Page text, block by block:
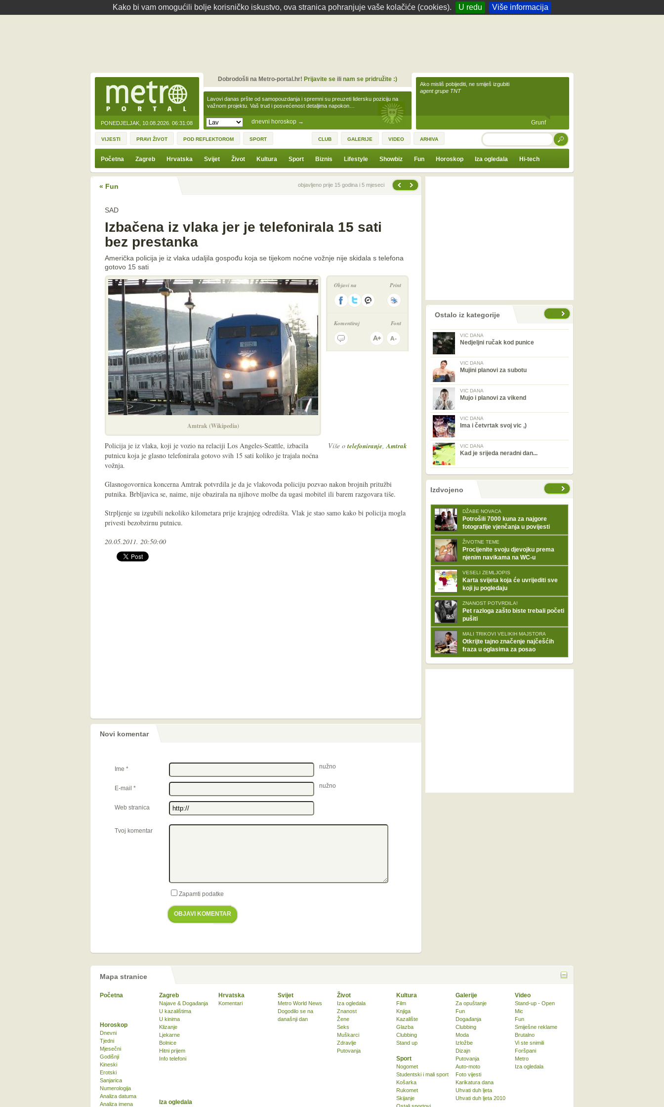
Kako bi vam omogućili bolje korisničko iskustvo, ova stranica pohranjuje vaše kolačiće (cookies). U redu Više informacija
PONEDJELJAK, 10.08.2026. 06:31:08 dnevni horoskop →
Lavovi danas pršte od samopouzdanja i spremni su preuzeti lidersku poziciju na
važnom projektu. Vaš trud i posvećenost detaljima napokon…
Dobrodošli na Metro-portal.hr! Prijavite seili nam se pridružite :)
Ako misliš pobijediti, ne smiješ izgubiti
agent grupe TNT
Grunf
VIJESTI PRAVI ŽIVOT POD REFLEKTOROM SPORT CLUB GALERIJE VIDEO ARHIVA TRAŽI
Početna Zagreb Hrvatska Svijet Život Kultura Sport Biznis Lifestyle Showbiz Fun Horoskop Iza ogledala Hi-tech
« Fun Prethodna vijestobjavljeno prije 15 godina i 5 mjeseci
SAD
Izbačena iz vlaka jer je telefonirala 15 sati
bez prestanka
Američka policija je iz vlaka udaljila gospođu koja se tijekom noćne vožnje nije skidala s telefona
gotovo 15 sati
Amtrak (Wikipedia)
Objavi na Print
Komentiraj Font
Više o telefoniranje,Amtrak
Policija je iz vlaka, koji je vozio na relaciji Los Angeles-Seattle, izbacila
putnicu koja je glasno telefonirala gotovo svih 15 sati koliko je trajala noćna
vožnja.
Glasnogovornica koncerna Amtrak potvrdila je da je vlakovođa policiju pozvao nakon brojnih pritužbi
putnika. Brbljavica se, naime, nije obazirala na njihove molbe da ugasi mobitel ili barem razgovara tiše.
Strpljenje su izgubili nekoliko kilometara prije krajnjeg odredišta. Vlak je stao samo kako bi policija mogla
privesti bezobzirnu putnicu.
20.05.2011. 20:50:00
Novi komentar
Ime * nužno
E-mail * nužno
Web stranica
Tvoj komentar
Zapamti podatke
OBJAVI KOMENTAR
Ostalo iz kategorije
VIC DANA
Nedjeljni ručak kod punice
VIC DANA
Mujini planovi za subotu
VIC DANA
Mujo i planovi za vikend
VIC DANA
Ima i četvrtak svoj vic ,)
VIC DANA
Kad je srijeda neradni dan...
nema prethodne stranice
sljedećeIzdvojeno
DŽABE NOVACA
Potrošili 7000 kuna za najgore
fotografije vjenčanja u povijesti
ŽIVOTNE TEME
Procijenite svoju djevojku prema
njenim navikama na WC-u
VESELI ZEMLJOPIS
Karta svijeta koja će uvrijediti sve
koji ju pogledaju
ZNANOST POTVRDILA!
Pet razloga zašto biste trebali početi
pušiti
MALI TRIKOVI VELIKIH MAJSTORA
Otkrijte tajno značenje najčešćih
fraza u oglasima za posao
Mapa stranice
Početna Zagreb
Najave & Događanja
U kazalištima
U kinima
Klizanje
Ljekarne
Bolnice
Hitni prijem
Info telefoni
Hrvatska
Komentari
Svijet
Metro World News
Dogodilo se na
današnji dan
Život
Iza ogledala
Znanost
Žene
Seks
Muškarci
Zdravlje
Putovanja
Kultura
Film
Knjiga
Kazalište
Glazba
Clubbing
Stand up
Sport
Nogomet
Studentski i mali sport
Košarka
Rukomet
Skijanje
Horoskop
Dnevni
Tjedni
Mjesečni
Godišnji
Kineski
Erotski
Sanjarica
Numerologija
Analiza datuma
Analiza imena
Iza ogledala
Galerije
Za opuštanje
Fun
Događanja
Clubbing
Moda
Izložbe
Dizajn
Putovanja
Auto-moto
Foto vijesti
Karikatura dana
Uhvati duh ljeta
Uhvati duh ljeta 2010
Video
Stand-up - Open
Mic
Fun
Smiješne reklame
Brutalno
Vi ste snimili
Foršpani
Metro
Iza ogledala